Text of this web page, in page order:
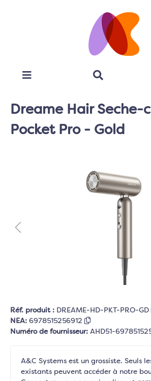
Dreame Hair Seche-
Pocket Pro - Gold
Réf. produit : DREAME-HD-PKT-PRO-GD
NEA: 6978515256912
Numéro de fournisseur: AHD51-
A&C Systems est un grossiste. Seuls
existants peuvent accéder à notre